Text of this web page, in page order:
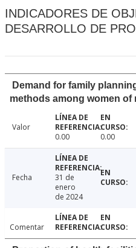
INDICADORES DE
DESARROLLO DE
Demand for family
methods among women of
Valor
0.00
0.00
Fecha
31 de
enero
de 2024
Comentar